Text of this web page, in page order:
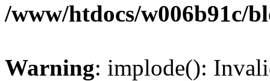
/www/htdocs/w006b91c/
Warning: implode():